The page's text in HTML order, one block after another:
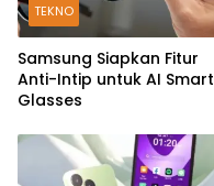
TEKNO
Samsung Siapkan Fitur
Anti-Intip untuk AI Smart
Glasses